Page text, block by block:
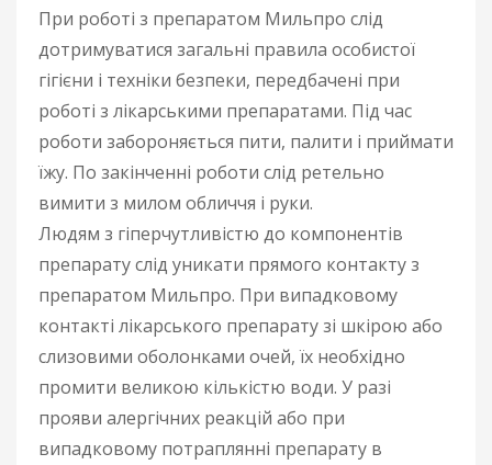
При роботі з препаратом Мильпро слід
дотримуватися загальні правила особистої
гігієни і техніки безпеки, передбачені при
роботі з лікарськими препаратами. Під час
роботи забороняється пити, палити і приймати
їжу. По закінченні роботи слід ретельно
вимити з милом обличчя і руки.
Людям з гіперчутливістю до компонентів
препарату слід уникати прямого контакту з
препаратом Мильпро. При випадковому
контакті лікарського препарату зі шкірою або
слизовими оболонками очей, їх необхідно
промити великою кількістю води. У разі
прояви алергічних реакцій або при
випадковому потраплянні препарату в